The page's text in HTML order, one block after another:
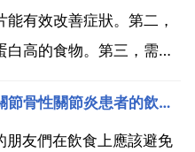
有效改善症狀。第二，
高的食物。第三，需要
後定期複查。骨關節 炎
只能是在醫生 指 ...
骨性關節炎要忌食哪些，膝關節骨性關節炎患者的飲食禁忌有哪些
朋友們在飲食上應該避免